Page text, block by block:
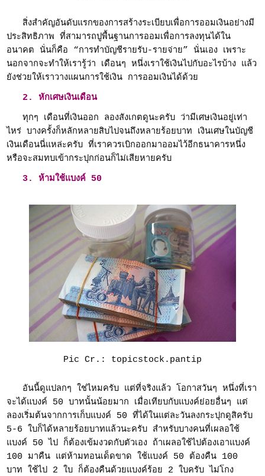
สิ่งสำคัญอันดับแรกของการสร้างระเบียบเพื่อการออมเงินอย่างมี
ประสิทธิภาพ ที่สามารถปูพื้นฐานการออมเพื่อการลงทุนได้ใน
อนาคต นั่นก็คือ “การทำบัญชีรายรับ-รายจ่าย” นั่นเอง เพราะ
นอกจากจะทำให้เรารู้ว่า เดือนๆ หนึ่งเราใช้เงินไปกับอะไรบ้าง แล้ว
ยังช่วยให้เราวางแผนการใช้เงิน การออมเงินได้ด้วย
2. หักเศษเงินเดือน
ทุกๆ เดือนที่เงินออก ลองสังเกตดูนะครับ ว่ามีเศษเงินอยู่เท่า
ไหร่ บางครั้งก็หลักหลายสิบไปจนถึงหลายร้อยบาท เงินเศษในบัญชี
เงินเดือนนี่แหล่ะครับ ที่เราควรเบิกออกมาออมไว้อีกธนาคารหนึ่ง
หรือจะสมทบเข้ากระปุกก่อนก็ไม่เสียหายครับ
3. ห้ามใช้แบงค์ 50
Pic Cr.: topicstock.pantip
อันนี้ดูแปลกๆ ใช่ไหมครับ แต่ที่จริงแล้ว โอกาสวันๆ หนึ่งที่เรา
จะได้แบงค์ 50 บาทนั้นน้อยมาก เมื่อเทียบกับแบงค์ย่อยอื่นๆ แต่
ลองเริ่มต้นจากการเก็บแบงค์ 50 ที่ได้ในแต่ละวันลงกระปุกดูสิครับ
5-6 ใบก็ได้หลายร้อยบาทแล้วนะครับ สำหรับบางคนที่เผลอใช้
แบงค์ 50 ไป ก็ต้องเข้มงวดกับตัวเอง ถ้าเผลอใช้ไปต้องเอาแบงค์
100 มาคืน แต่ห้ามทอนเด็ดขาด ใช้แบงค์ 50 ต้องคืน 100
บาท ใช้ไป 2 ใบ ก็ต้องคืนด้วยแบงค์ร้อย 2 ใบครับ ไม่โกง